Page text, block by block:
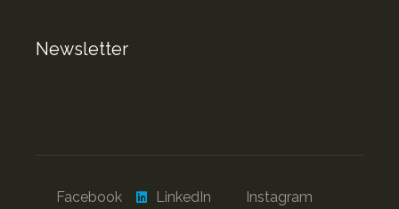
Newsletter
Facebook LinkedIn Instagram